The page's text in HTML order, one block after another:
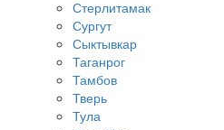
Стерлитамак
Сургут
Сыктывкар
Таганрог
Тамбов
Тверь
Тула